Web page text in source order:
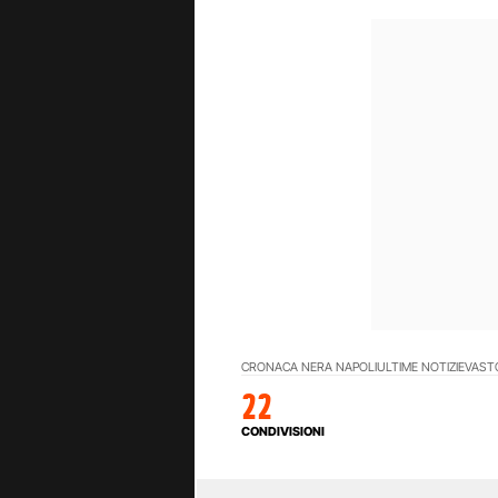
CRONACA NERA NAPOLIULTIME NOTIZIE
22
CONDIVISIONI